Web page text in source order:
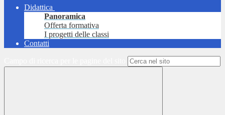
Didattica
Panoramica
Offerta formativa
I progetti delle classi
Contatti